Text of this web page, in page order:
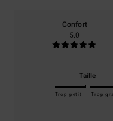
Confort
5.0
Taille
Trop petit Trop